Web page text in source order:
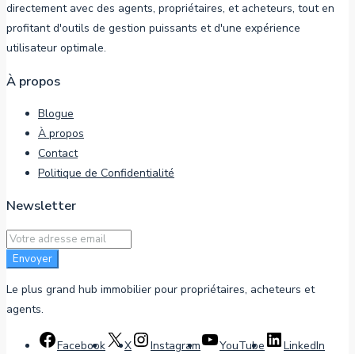
directement avec des agents, propriétaires, et acheteurs, tout en
profitant d'outils de gestion puissants et d'une expérience
utilisateur optimale.
À propos
Blogue
À propos
Contact
Politique de Confidentialité
Newsletter
Envoyer
Le plus grand hub immobilier pour propriétaires, acheteurs et
agents.
Facebook X Instagram YouTube LinkedIn